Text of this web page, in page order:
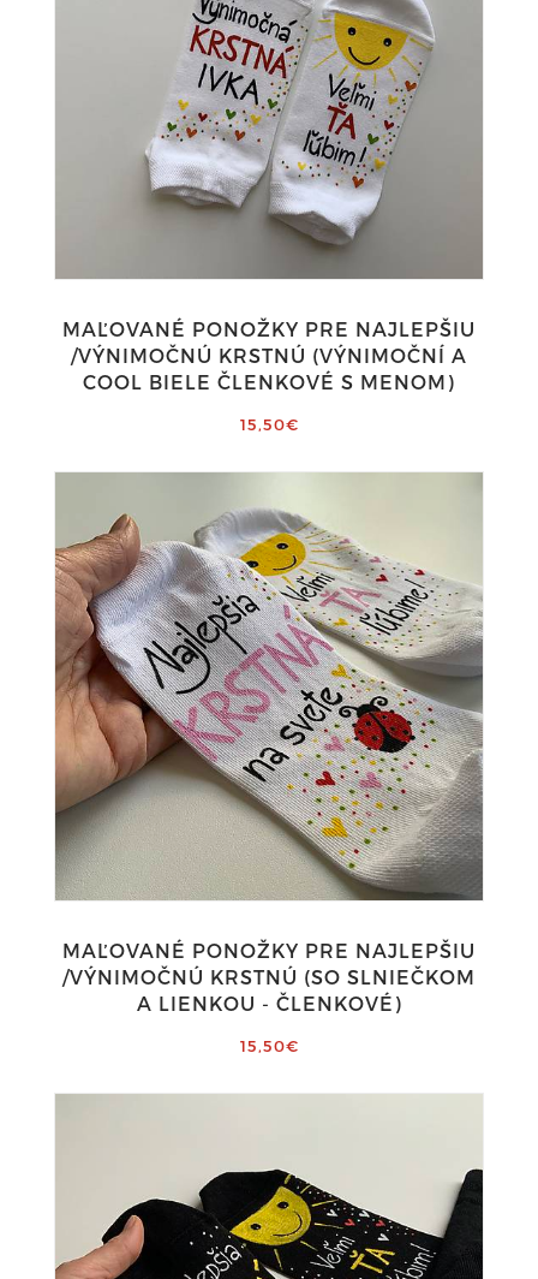
MAĽOVANÉ PONOŽKY PRE NAJLEPŠIU
/VÝNIMOČNÚ KRSTNÚ (VÝNIMOČNÍ A
COOL BIELE ČLENKOVÉ S MENOM)
15,50€
MAĽOVANÉ PONOŽKY PRE NAJLEPŠIU
/VÝNIMOČNÚ KRSTNÚ (SO SLNIEČKOM
A LIENKOU - ČLENKOVÉ)
15,50€